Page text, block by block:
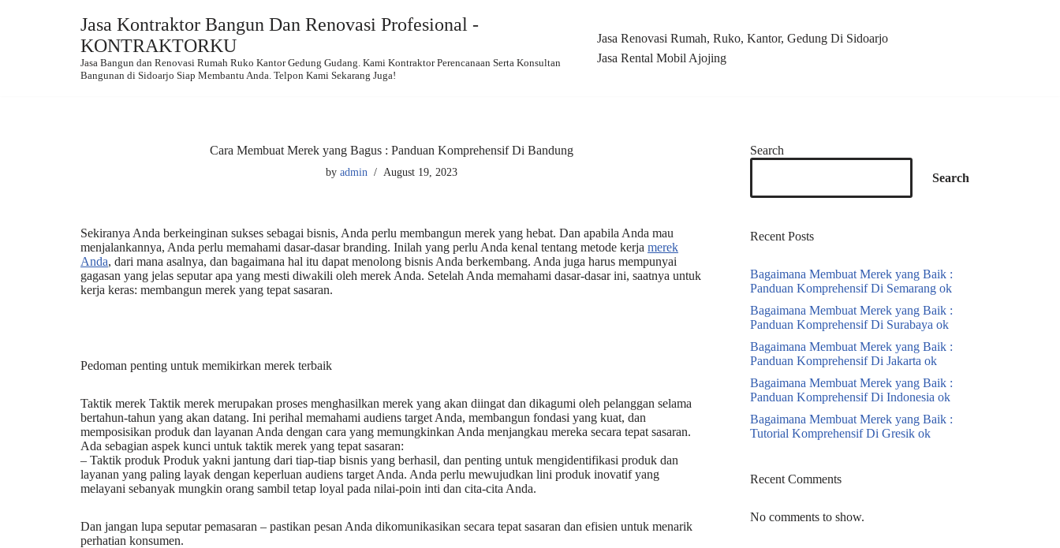
Jasa Kontraktor Bangun Dan Renovasi Profesional -
KONTRAKTORKU
Jasa Bangun dan Renovasi Rumah Ruko Kantor Gedung Gudang. Kami Kontraktor Perencanaan Serta Konsultan
Bangunan di Sidoarjo Siap Membantu Anda. Telpon Kami Sekarang Juga!
Jasa Renovasi Rumah, Ruko, Kantor, Gedung Di Sidoarjo
Jasa Rental Mobil Ajojing
Cara Membuat Merek yang Bagus : Panduan Komprehensif Di Bandung
by admin August 19, 2023
Sekiranya Anda berkeinginan sukses sebagai bisnis, Anda perlu membangun merek yang hebat. Dan apabila Anda mau
menjalankannya, Anda perlu memahami dasar-dasar branding. Inilah yang perlu Anda kenal tentang metode kerja merek
Anda, dari mana asalnya, dan bagaimana hal itu dapat menolong bisnis Anda berkembang. Anda juga harus mempunyai
gagasan yang jelas seputar apa yang mesti diwakili oleh merek Anda. Setelah Anda memahami dasar-dasar ini, saatnya untuk
kerja keras: membangun merek yang tepat sasaran.
Pedoman penting untuk memikirkan merek terbaik
Taktik merek Taktik merek merupakan proses menghasilkan merek yang akan diingat dan dikagumi oleh pelanggan selama
bertahun-tahun yang akan datang. Ini perihal memahami audiens target Anda, membangun fondasi yang kuat, dan
memposisikan produk dan layanan Anda dengan cara yang memungkinkan Anda menjangkau mereka secara tepat sasaran.
Ada sebagian aspek kunci untuk taktik merek yang tepat sasaran:
– Taktik produk Produk yakni jantung dari tiap-tiap bisnis yang berhasil, dan penting untuk mengidentifikasi produk dan
layanan yang paling layak dengan keperluan audiens target Anda. Anda perlu mewujudkan lini produk inovatif yang
melayani sebanyak mungkin orang sambil tetap loyal pada nilai-poin inti dan cita-cita Anda.
Dan jangan lupa seputar pemasaran – pastikan pesan Anda dikomunikasikan secara tepat sasaran dan efisien untuk menarik
perhatian konsumen.
Search
Search
Recent Posts
Bagaimana Membuat Merek yang Baik :
Panduan Komprehensif Di Semarang ok
Bagaimana Membuat Merek yang Baik :
Panduan Komprehensif Di Surabaya ok
Bagaimana Membuat Merek yang Baik :
Panduan Komprehensif Di Jakarta ok
Bagaimana Membuat Merek yang Baik :
Panduan Komprehensif Di Indonesia ok
Bagaimana Membuat Merek yang Baik :
Tutorial Komprehensif Di Gresik ok
Recent Comments
No comments to show.